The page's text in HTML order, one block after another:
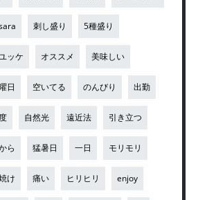
刺し盛り 5種盛り
ッケ オススメ 美味しい
日 空いてる のんびり 出勤
自然光 遠近法 引き立つ
ら 猛暑日 一日 モリモリ
け 痛い ヒリヒリ enjoy